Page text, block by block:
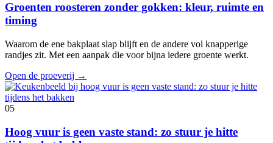
Groenten roosteren zonder gokken: kleur, ruimte en
timing
Waarom de ene bakplaat slap blijft en de andere vol knapperige
randjes zit. Met een aanpak die voor bijna iedere groente werkt.
Open de proeverij →
05
Hoog vuur is geen vaste stand: zo stuur je hitte